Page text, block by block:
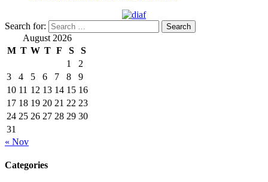
Search for:
August 2026
M T W T F S
S
1
2
3
4 5 6 7 8
9
10 11 12 13 14 15 16
17 18 19 20 21 22 23
24 25 26 27 28 29 30
31
« Nov
Categories